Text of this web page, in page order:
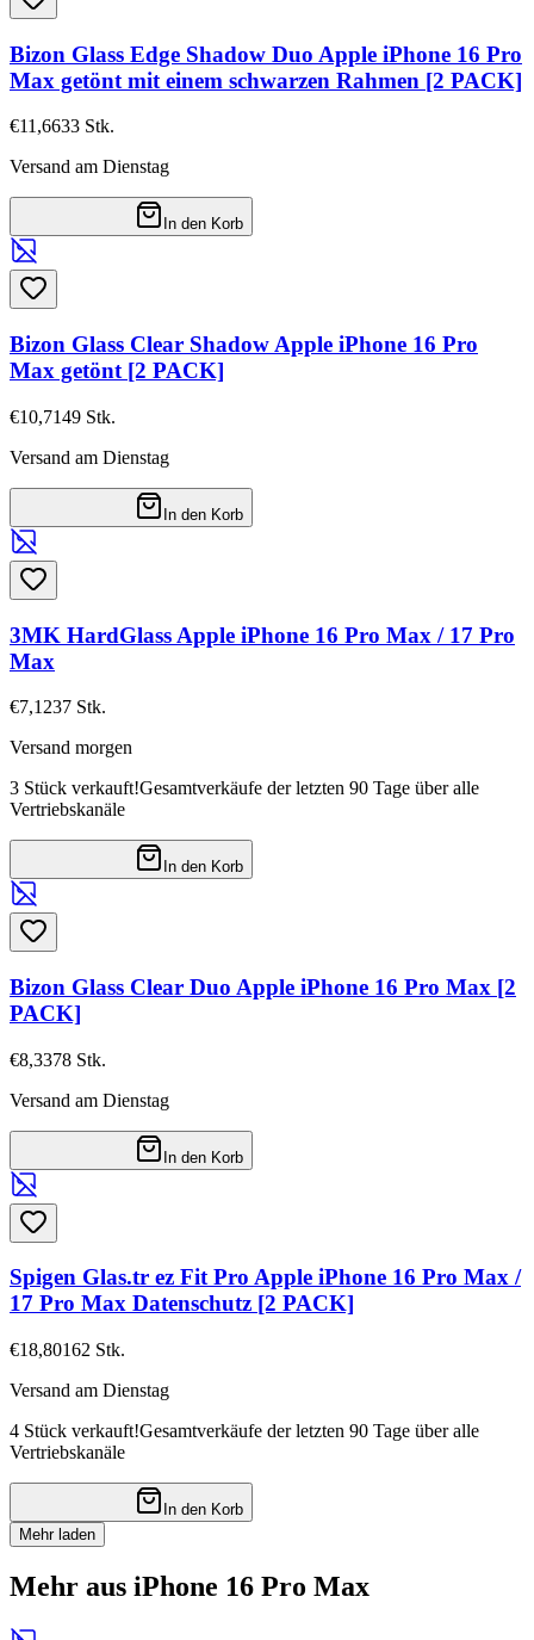
Bizon Glass Edge Shadow Duo Apple iPhone 16 Pro
Max getönt mit einem schwarzen Rahmen [2 PACK]
€11,6633 Stk.
Versand am Dienstag
In den Korb
Bizon Glass Clear Shadow Apple iPhone 16 Pro
Max getönt [2 PACK]
€10,7149 Stk.
Versand am Dienstag
In den Korb
3MK HardGlass Apple iPhone 16 Pro Max / 17 Pro
Max
€7,1237 Stk.
Versand morgen
3 Stück verkauft!Gesamtverkäufe der letzten 90 Tage über alle
Vertriebskanäle
In den Korb
Bizon Glass Clear Duo Apple iPhone 16 Pro Max [2
PACK]
€8,3378 Stk.
Versand am Dienstag
In den Korb
Spigen Glas.tr ez Fit Pro Apple iPhone 16 Pro Max /
17 Pro Max Datenschutz [2 PACK]
€18,80162 Stk.
Versand am Dienstag
4 Stück verkauft!Gesamtverkäufe der letzten 90 Tage über alle
Vertriebskanäle
In den Korb
Mehr laden
Mehr aus iPhone 16 Pro Max